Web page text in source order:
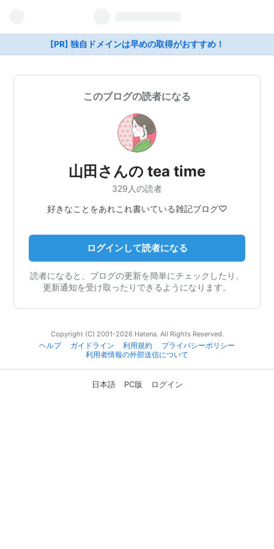
[PR] 独自ドメインは早めの取得がおすすめ！
このブログの読者になる
山田さんの tea time
329人の読者
好きなことをあれこれ書いている雑記ブログ♡
ログインして読者になる
読者になると、ブログの更新を簡単にチェックしたり、
更新通知を受け取ったりできるようになります。
Copyright (C) 2001-2026 Hatena. All Rights Reserved.
ヘルプ
ガイドライン 利用規約
プライバシーポリシー
利用者情報の外部送信について
日本語 PC版 ログイン